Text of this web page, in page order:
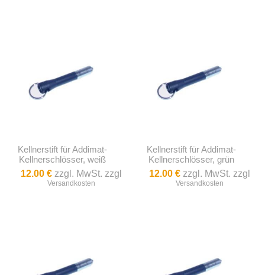
Kellnerstift für Addimat-
Kellnerschlösser, weiß
12.00 €zzgl. MwSt. zzgl
Versandkosten
Kellnerstift für Addimat-
Kellnerschlösser, grün
12.00 € zzgl. MwSt. zzgl
Versandkosten